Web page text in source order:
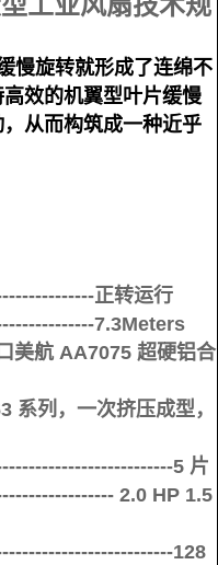
慢旋转就形成了连绵不
效的机翼型叶片缓慢
从而构筑成一种近乎
正转运行
7.3Meters
美航 AA7075 超硬铝合
系列，一次挤压成型，
5 片
2.0 HP 1.5
128